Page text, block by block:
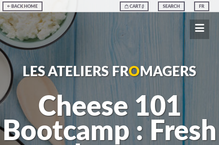
FR
SEARCH
CART ()
BACK HOME
LES ATELIERS FRO MAGERS
Cheese 101
Bootcamp : Fresh